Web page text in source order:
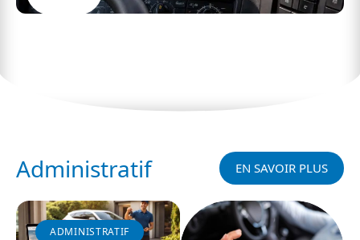
Administratif EN SAVOIR PLUS
ADMINISTRATIF